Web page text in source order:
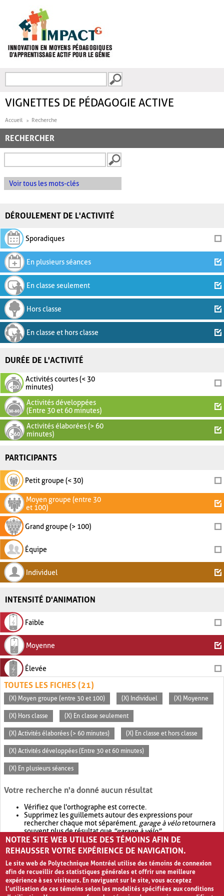
FORMULAIRE DE
VIGNETTES DE PÉDAGOGIE ACTIVE
Accueil Recherche
RECHERCHER
Voir tous les mots-clés
DÉROULEMENT DE L'ACTIVITÉ
Sporadiques
En plusieurs séances
En classe seulement
Hors classe
En classe et hors classe
DURÉE DE L'ACTIVITÉ
Activités courtes (< 30
minutes)
Activités développées
(Entre 30 et 60 minutes)
Activités élaborées (> 60
minutes)
PARTICIPANTS
Petit groupe (< 30)
Moyen groupe (entre 30
et 100)
Grand groupe (> 100)
Équipe
Individuel
INTENSITÉ D'ANIMATION
Faible
Moyenne
Élevée
TOUTES LES FICHES (21)
(X) Moyen groupe (entre 30 et 100) (X) Individuel (X) Moyenne
(X) Hors classe (X) En classe seulement
(X) Activités élaborées (> 60 minutes) (X) En classe et hors classe
(X) Activités développées (Entre 30 et 60 minutes)
(X) En plusieurs séances
Votre recherche n'a donné aucun résultat
Vérifiez que l'orthographe est correcte.
Supprimez les guillemets autour des expressions pour
rechercher chaque mot séparément. garage à véloretournera
souvent plus de résultat que"garage à vélo".
Envisagez d'élargir votre recherche avec OR.garage OR vélo
retournera souvent plus de résultat quegarage à vélo
NOTRE SITE WEB UTILISE DES TÉMOINS AFIN DE
REHAUSSER VOTRE EXPÉRIENCE DE NAVIGATION.
Le site web de Polytechnique Montréal utilise des témoins de connexion
afin de recueillir des statistiques générales et offrir une meilleure
expérience à ses visiteurs. En naviguant sur le site, vous acceptez
l’utilisation de ces témoins selon les modalités spécifiées aux conditions